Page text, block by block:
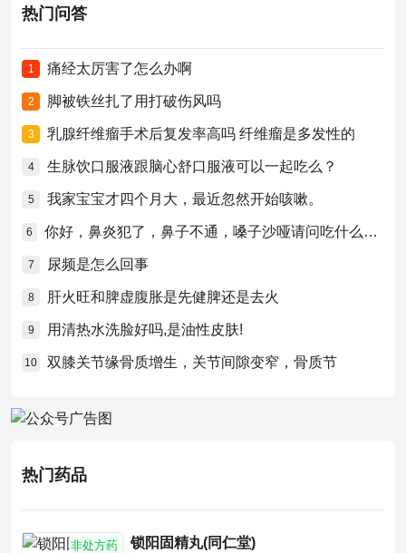
热门问答
1 痛经太厉害了怎么办啊
2 脚被铁丝扎了用打破伤风吗
3 乳腺纤维瘤手术后复发率高吗 纤维瘤是多发性的
4 生脉饮口服液跟脑心舒口服液可以一起吃么？
5 我家宝宝才四个月大，最近忽然开始咳嗽。
6 你好，鼻炎犯了，鼻子不通，嗓子沙哑请问吃什么药比较好？
7 尿频是怎么回事
8 肝火旺和脾虚腹胀是先健脾还是去火
9 用清热水洗脸好吗,是油性皮肤!
10 双膝关节缘骨质增生，关节间隙变窄，骨质节
热门药品
非处方药 锁阳固精丸(同仁堂)